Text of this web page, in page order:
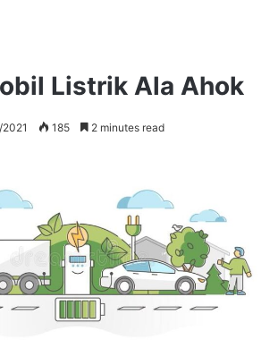
Listrik Ala Ahok
185 2 minutes read